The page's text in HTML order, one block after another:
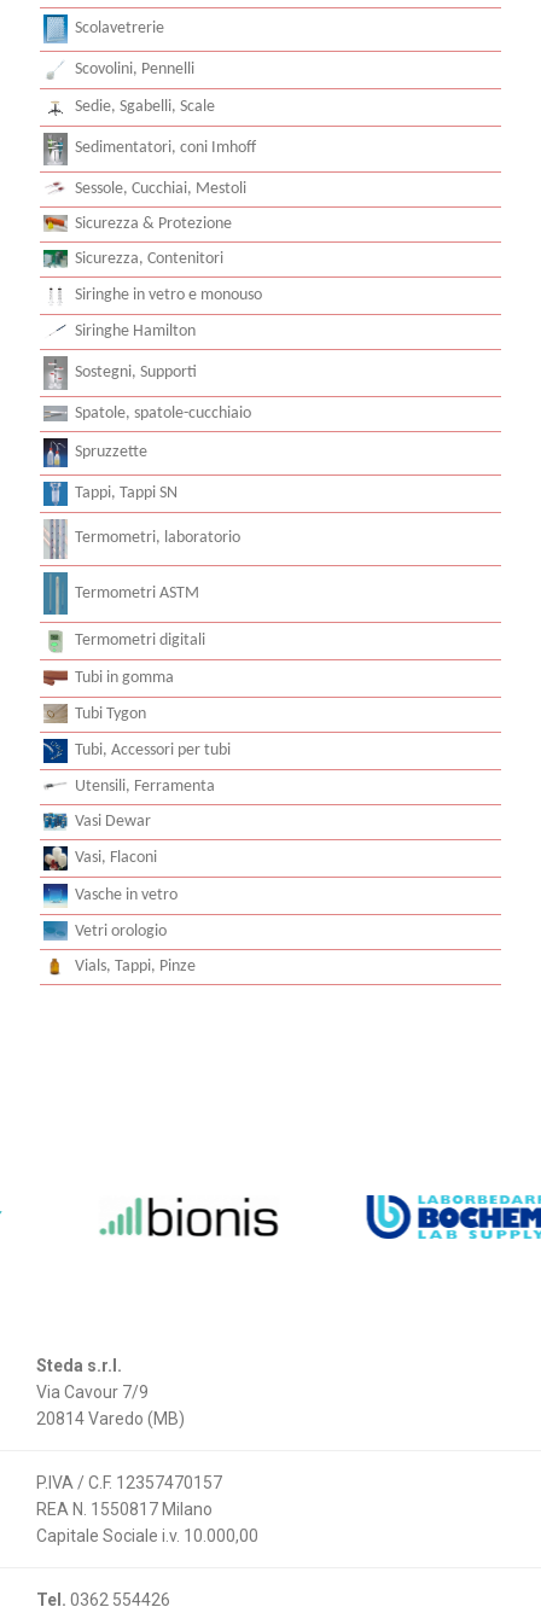
Scolavetrerie
Scovolini, Pennelli
Sedie, Sgabelli, Scale
Sedimentatori, coni Imhoff
Sessole, Cucchiai, Mestoli
Sicurezza & Protezione
Sicurezza, Contenitori
Siringhe in vetro e monouso
Siringhe Hamilton
Sostegni, Supporti
Spatole, spatole-cucchiaio
Spruzzette
Tappi, Tappi SN
Termometri, laboratorio
Termometri ASTM
Termometri digitali
Tubi in gomma
Tubi Tygon
Tubi, Accessori per tubi
Utensili, Ferramenta
Vasi Dewar
Vasi, Flaconi
Vasche in vetro
Vetri orologio
Vials, Tappi, Pinze
Steda s.r.l.
Via Cavour 7/9
20814 Varedo (MB)
P.IVA / C.F. 12357470157
REA N. 1550817 Milano
Capitale Sociale i.v. 10.000,00
Tel. 0362 554426